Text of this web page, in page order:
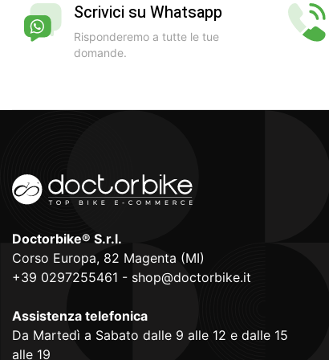
Scrivici su Whatsapp
Risponderemo a tutte le tue
domande.
Doctorbike® S.r.l.
Corso Europa, 82 Magenta (MI)
+39 0297255461 - shop@doctorbike.it
Assistenza telefonica
Da Martedì a Sabato dalle 9 alle 12 e dalle 15
alle 19